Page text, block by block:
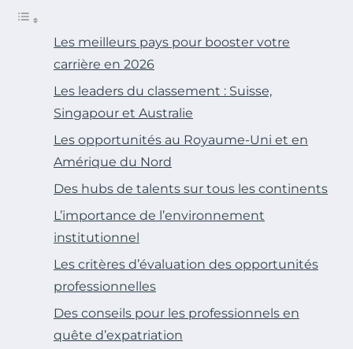
Les meilleurs pays pour booster votre
carrière en 2026
Les leaders du classement : Suisse,
Singapour et Australie
Les opportunités au Royaume-Uni et en
Amérique du Nord
Des hubs de talents sur tous les continents
L’importance de l’environnement
institutionnel
Les critères d’évaluation des opportunités
professionnelles
Des conseils pour les professionnels en
quête d’expatriation